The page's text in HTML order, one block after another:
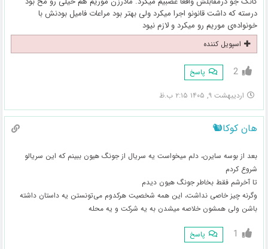
درسته که داشت قانونو اجرا میکرد ولی بهتر بود مراعات فامیل بودنش با
خونواده‌ی موریم رو میکرد و لازم نیود
اسپویل کننده
2 پاسخ
اردیبهشت ۹, ۱۴۰۵ ۲:۱۵ ب.ظ
هان کوکا🐿
بعد از بوسه سایرن، دلم میخواست یه سریال از جونگ هیون ببینم که این سریالو
شروع کردم
تا آخرشم فقط بخاطر جونگ هیون دیدم
وگرنه چیز خاصی نداشت، این همه شخصیت هرکدوم می‌تونستن یه داستان داشته
باشن ولی همشون خلاصه میشدن به یه شرکت و یه محله
1 پاسخ